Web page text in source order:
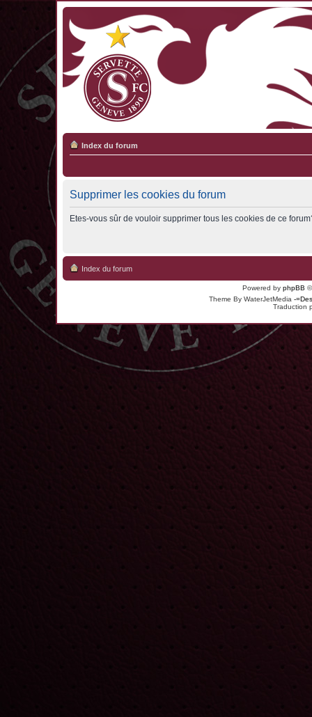
Index du forum
Supprimer les cookies du forum
Etes-vous sûr de vouloir supprimer tous les cookies de ce
Index du forum
Powered by phpBB
Theme By WaterJetMedia -
Traduction